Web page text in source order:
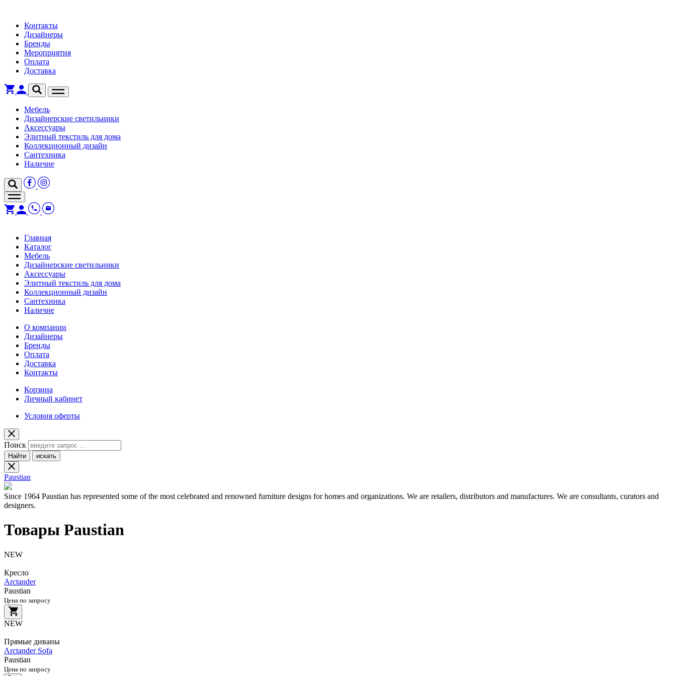
Контакты
Дизайнеры
Бренды
Мероприятия
Оплата
Доставка
Мебель
Дизайнерские светильники
Аксессуары
Элитный текстиль для дома
Коллекционный дизайн
Сантехника
Наличие
Главная
Каталог
Мебель
Дизайнерские светильники
Аксессуары
Элитный текстиль для дома
Коллекционный дизайн
Сантехника
Наличие
О компании
Дизайнеры
Бренды
Оплата
Доставка
Контакты
Корзина
Личный кабинет
Условия оферты
Поиск
Найти искать
Paustian
Since 1964 Paustian has represented some of the most celebrated and renowned furniture designs for homes and organizations. We are retailers, distributors and manufactures. We are consultants, curators and
designers.
Товары Paustian
NEW
Кресло
Arctander
Paustian
Цена по запросу
NEW
Прямые диваны
Arctander Sofa
Paustian
Цена по запросу